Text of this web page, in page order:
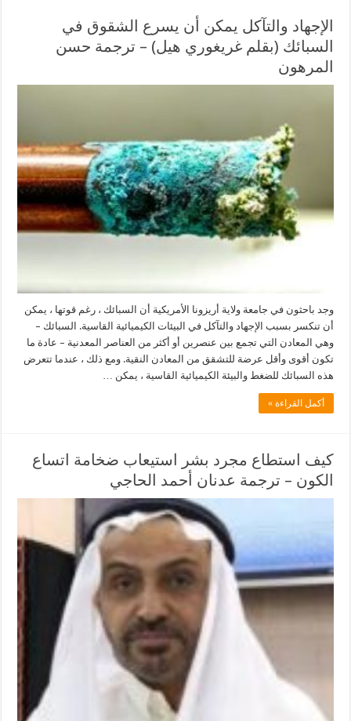
الإجهاد والتآكل يمكن أن يسرع الشقوق في
السبائك (بقلم غريغوري هيل) – ترجمة حسن
المرهون
وجد باحثون في جامعة ولاية أريزونا الأمريكية أن السبائك ، رغم قوتها ، يمكن
أن تنكسر بسبب الإجهاد والتآكل في البيئات الكيميائية القاسية. السبائك –
وهي المعادن التي تجمع بين عنصرين أو أكثر من العناصر المعدنية – عادة ما
تكون أقوى وأقل عرضة للتشقق من المعادن النقية. ومع ذلك ، عندما تتعرض
هذه السبائك للضغط والبيئة الكيميائية القاسية ، يمكن …
أكمل القراءة »
كيف استطاع مجرد بشر استيعاب ضخامة اتساع
الكون – ترجمة عدنان أحمد الحاجي